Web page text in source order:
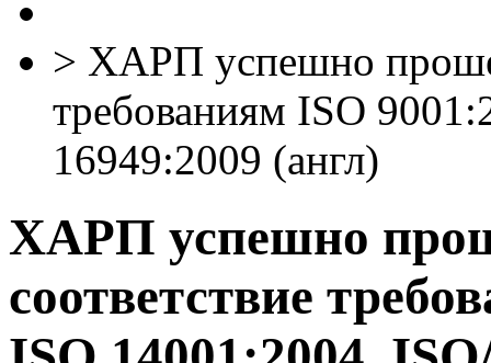
> ХАРП успешно
требованиям ISO
16949:2009 (англ)
ХАРП успешно
соответствие